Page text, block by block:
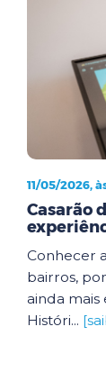
11/05/2026,
Casarão
Conhecer
bairros,
ainda mais
Históri...